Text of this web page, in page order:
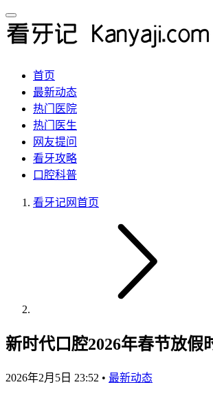
首页
最新动态
热门医院
热门医生
网友提问
看牙攻略
口腔科普
看牙记网首页
新时代口腔2026年春节放假
2026年2月5日 23:52 • 最新动态